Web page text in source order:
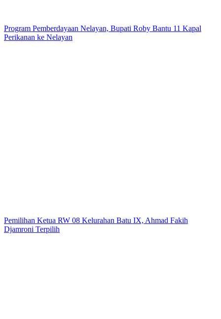
Program Pemberdayaan Nelayan, Bupati Roby Bantu 11 Kapal
Perikanan ke Nelayan
Pemilihan Ketua RW 08 Kelurahan Batu IX, Ahmad Fakih
Djamroni Terpilih